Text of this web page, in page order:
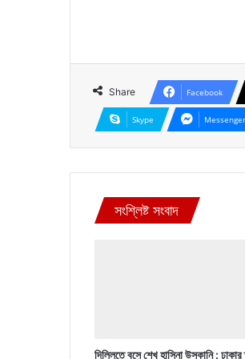
Share Facebook
Skype Messenger
সংশ্লিষ্ট সংবাদ
দিল্লিতে বসে শেখ হাসিনা উস্কানি : ঢাকার